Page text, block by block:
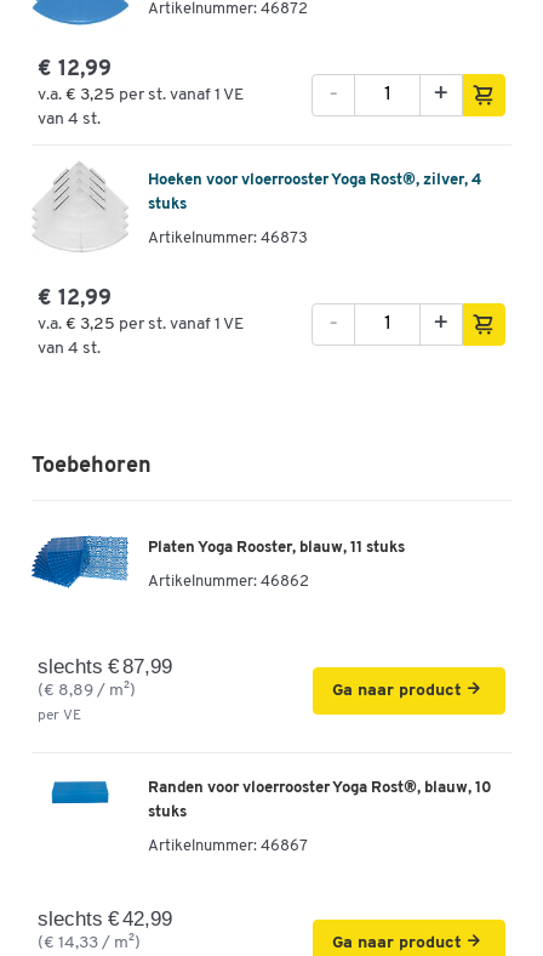
Artikelnummer: 46872
€ 12,99
v.a. € 3,25 per st. vanaf 1 VE
van 4 st.
+
-
Hoeken voor vloerrooster Yoga Rost®, zilver, 4
stuks
Artikelnummer: 46873
€ 12,99
v.a. € 3,25 per st. vanaf 1 VE
van 4 st.
+
-
Toebehoren
Platen Yoga Rooster, blauw, 11 stuks
Artikelnummer: 46862
slechts € 87,99
(€ 8,89 / m²)
per VE
Ga naar product
Randen voor vloerrooster Yoga Rost®, blauw, 10
stuks
Artikelnummer: 46867
slechts € 42,99
(€ 14,33 / m²) Ga naar product